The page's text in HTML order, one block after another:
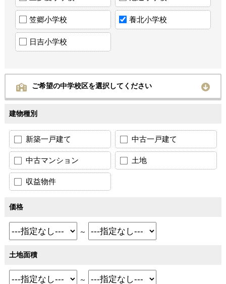
笠郷小学校 養北小学校
日吉小学校
ご希望の中学校区を選択してください
建物種別
新築一戸建て 中古一戸建て
中古マンション 土地
収益物件
価格
～
土地面積
～